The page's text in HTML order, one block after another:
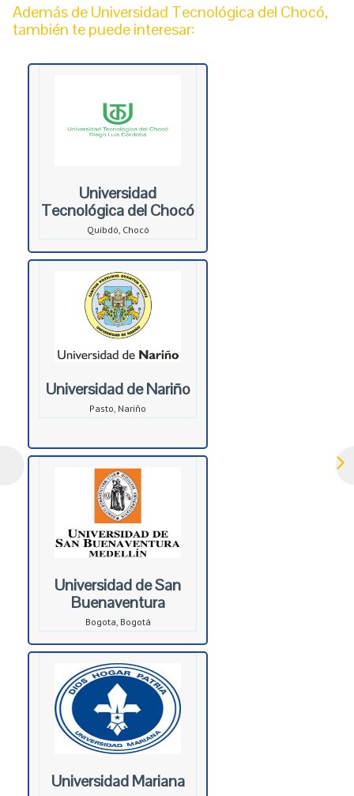
Además de Universidad Tecnológica del Chocó,
también te puede interesar:
Universidad
Tecnológica del Chocó
Quibdó, Chocó
Universidad de Nariño
Pasto, Nariño
Universidad de San
Buenaventura
Bogota, Bogotá
Universidad Mariana